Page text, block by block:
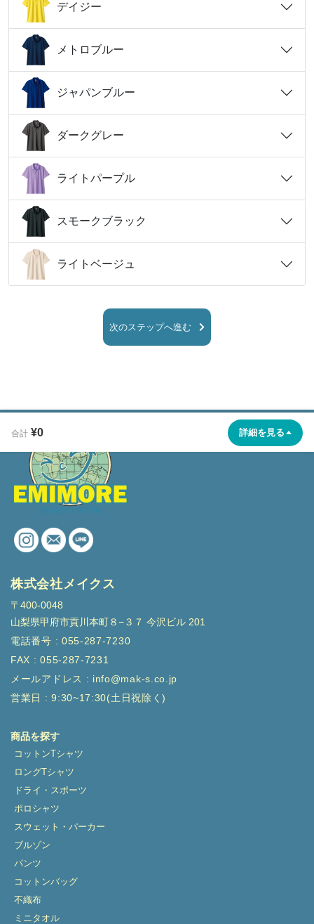
デイジー
メトロブルー
ジャパンブルー
ダークグレー
ライトパープル
スモークブラック
ライトベージュ
次のステップへ進む
合計 ¥0 詳細を見る
株式会社メイクス
〒400-0048
山梨県甲府市貢川本町８−３７ 今沢ビル 201
電話番号 : 055-287-7230
FAX : 055-287-7231
メールアドレス : info@mak-s.co.jp
営業日 : 9:30~17:30(土日祝除く)
商品を探す
コットンTシャツ
ロングTシャツ
ドライ・スポーツ
ポロシャツ
スウェット・パーカー
ブルゾン
パンツ
コットンバッグ
不織布
ミニタオル